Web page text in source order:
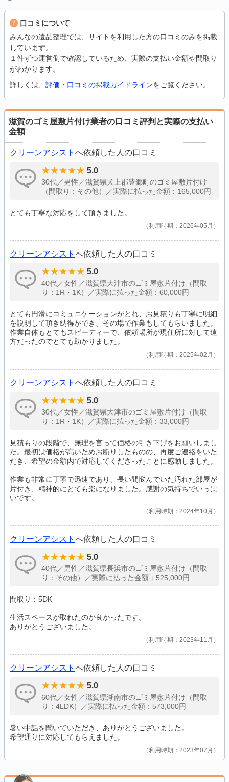
口コミについて
みんなの遺品整理では、サイトを利用した方の口コミのみを掲載
しています。
１件ずつ運営側で確認しているため、実際の支払い金額や間取り
がわかります。
詳しくは、 評価・口コミの掲載ガイドラインをご覧ください。
滋賀のゴミ屋敷片付け業者の口コミ評判と実際の支払い
金額
クリーンアシスト へ依頼した人の口コミ
5.0
30代／男性／滋賀県犬上郡豊郷町のゴミ屋敷片付け
（間取り：その他）／実際に払った金額：165,000円
とても丁寧な対応をして頂きました。
利用時期：2026年05月
クリーンアシスト へ依頼した人の口コミ
5.0
40代／女性／滋賀県大津市のゴミ屋敷片付け（間取
り：1R・1K）／実際に払った金額：60,000円
とても円滑にコミュニケーションがとれ、お見積りも丁寧に明細
を説明して頂き納得ができ、その場で作業もしてもらいました。
作業自体もとてもスピーディーで、依頼場所が現住所に対して遠
方だったのでとても助かりました。
利用時期：2025年02月
クリーンアシスト へ依頼した人の口コミ
5.0
30代／女性／滋賀県大津市のゴミ屋敷片付け（間取
り：1R・1K）／実際に払った金額：33,000円
見積もりの段階で、無理を言って価格の引き下げをお願いしまし
た。最初は価格が高いためお断りしたものの、再度ご連絡をいた
だき、希望の金額内で対応してくださったことに感動しました。
作業も非常に丁寧で迅速であり、長い間悩んでいた汚れた部屋が
片付き、精神的にとても楽になりました。感謝の気持ちでいっぱ
いです。
利用時期：2024年10月
クリーンアシスト へ依頼した人の口コミ
5.0
40代／男性／滋賀県長浜市のゴミ屋敷片付け（間取
り：その他）／実際に払った金額：525,000円
間取り：5DK
生活スペースが取れたのが良かったです。
ありがとうございました。
利用時期：2023年11月
クリーンアシスト へ依頼した人の口コミ
5.0
60代／女性／滋賀県湖南市のゴミ屋敷片付け（間取
り：4LDK）／実際に払った金額：573,000円
暑い中話を聞いていただき、ありがとうございました。
希望通りに対応してもらえました。
利用時期：2023年07月